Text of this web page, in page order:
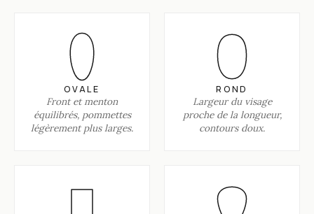
OVALE
Front et menton
équilibrés, pommettes
légèrement plus larges.
ROND
Largeur du visage
proche de la longueur,
contours doux.